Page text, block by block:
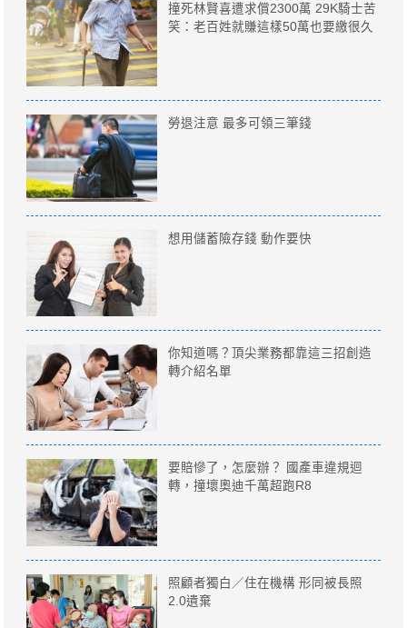
撞死林賢喜遭求償2300萬 29K騎士苦
笑：老百姓就賺這樣50萬也要繳很久
勞退注意 最多可領三筆錢
想用儲蓄險存錢 動作要快
你知道嗎？頂尖業務都靠這三招創造
轉介紹名單
要賠慘了，怎麼辦？ 國產車違規迴
轉，撞壞奧迪千萬超跑R8
照顧者獨白／住在機構 形同被長照
2.0遺棄